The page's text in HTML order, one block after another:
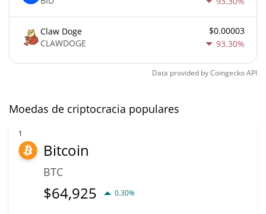
Claw Doge
CLAWDOGE
$0.00003
93.30%
Data provided byCoingeckoAPI
Moedas de criptocracia populares
1
Bitcoin
BTC
$64,925 0.30%